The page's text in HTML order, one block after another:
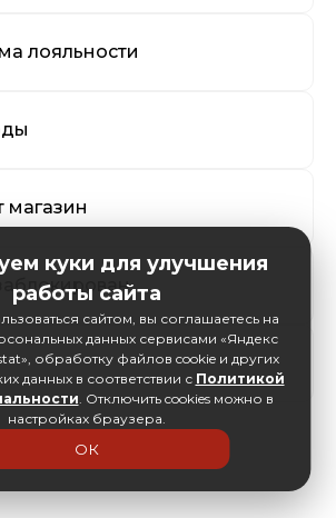
лояльности
магазин
куки для улучшения
работы сайта
сайтом, вы соглашаетесь на
данных сервисами «Яндекс
обработку файлов cookie и других
данных в соответствии с Политикой
. Отключить cookies можно в
настройках браузера.
ОК